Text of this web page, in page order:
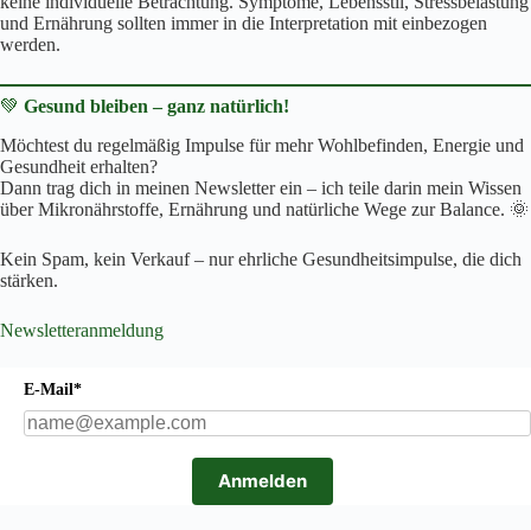
und Ernährung sollten immer in die Interpretation mit einbezogen
werden.
💚 Gesund bleiben – ganz natürlich!
Möchtest du regelmäßig Impulse für mehr Wohlbefinden, Energie und
Gesundheit erhalten?
Dann trag dich in meinen Newsletter ein – ich teile darin mein Wissen
über Mikronährstoffe, Ernährung und natürliche Wege zur Balance. 🌞
Kein Spam, kein Verkauf – nur ehrliche Gesundheitsimpulse, die dich
stärken.
Newsletteranmeldung
E-Mail*
Anmelden